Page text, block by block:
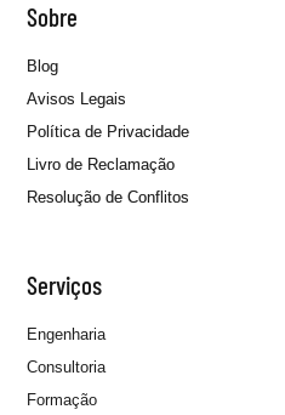
Sobre
Blog
Avisos Legais
Política de Privacidade
Livro de Reclamação
Resolução de Conflitos
Serviços
Engenharia
Consultoria
Formação